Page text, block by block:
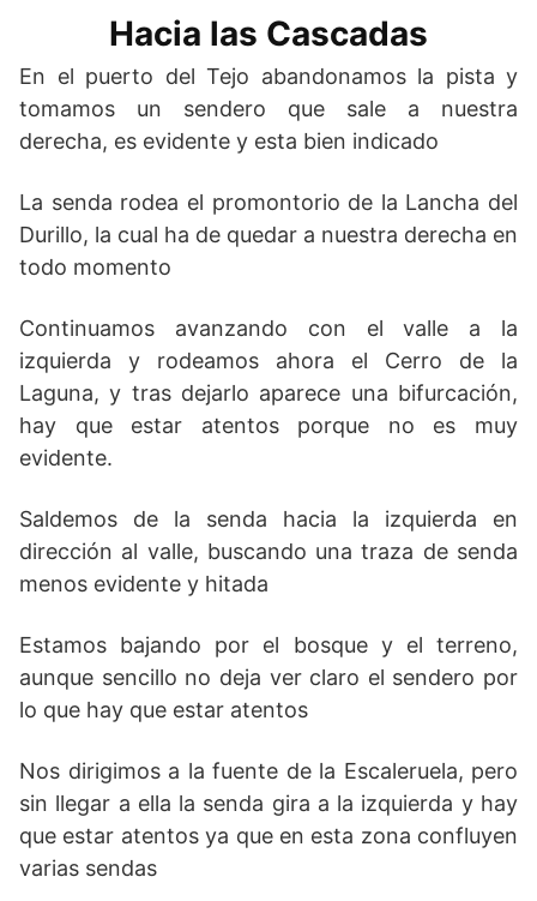
Hacia las Cascadas
En el puerto del Tejo abandonamos la pista y
tomamos un sendero que sale a nuestra
derecha, es evidente y esta bien indicado
La senda rodea el promontorio de la Lancha del
Durillo, la cual ha de quedar a nuestra derecha en
todo momento
Continuamos avanzando con el valle a la
izquierda y rodeamos ahora el Cerro de la
Laguna, y tras dejarlo aparece una bifurcación,
hay que estar atentos porque no es muy
evidente.
Saldemos de la senda hacia la izquierda en
dirección al valle, buscando una traza de senda
menos evidente y hitada
Estamos bajando por el bosque y el terreno,
aunque sencillo no deja ver claro el sendero por
lo que hay que estar atentos
Nos dirigimos a la fuente de la Escaleruela, pero
sin llegar a ella la senda gira a la izquierda y hay
que estar atentos ya que en esta zona confluyen
varias sendas